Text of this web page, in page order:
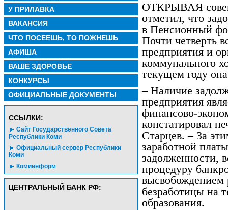
У ПРИЛАВКА
ВАКАНСИЯ
ЧТО ПОСЕЕШЬ, ТО ПОЖНЕШЬ
АФИША
ВАШЕ ЗДОРОВЬЕ
КОНКУРСЫ
ОФИЦИАЛЬНЫЕ ДОКУМЕНТЫ
CСЫЛКИ:
Сайт Государственного Совета
Республики Коми
Официальный сервер Республики
Коми
Комиинформ
ЦЕНТРАЛЬНЫЙ БАНК РФ:
ОТКРЫВАЯ
отметил, что
в Пенсионный
Почти четверть
предприятия и
коммунального
текущем году
– Наличие
предприятия
финансово-
констатировал
Старцев. – За
заработной
задолженности,
процедуру
высвобождением
безработицы на
образования.